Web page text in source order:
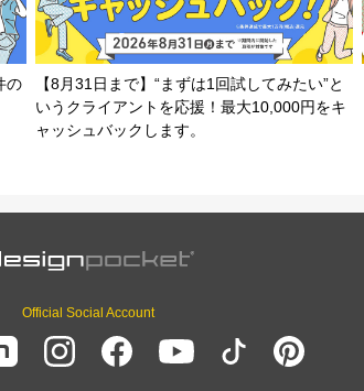
の
【8月31日まで】“まずは1回試してみたい”と
いうクライアントを応援！最大10,000円をキ
ャッシュバックします。
Official Social Account